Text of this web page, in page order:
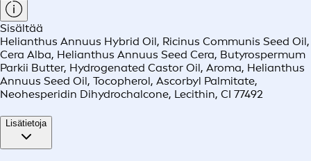
Sisältää
Helianthus Annuus Hybrid Oil, Ricinus Communis Seed Oil,
Cera Alba, Helianthus Annuus Seed Cera, Butyrospermum
Parkii Butter, Hydrogenated Castor Oil, Aroma, Helianthus
Annuus Seed Oil, Tocopherol, Ascorbyl Palmitate,
Neohesperidin Dihydrochalcone, Lecithin, CI 77492
Lisätietoja